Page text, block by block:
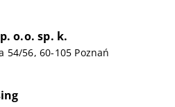
o.o. sp. k.
54/56, 60-105 Poznań